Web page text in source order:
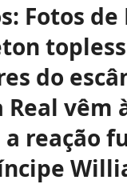
Fotos de
do
Real vêm
reação